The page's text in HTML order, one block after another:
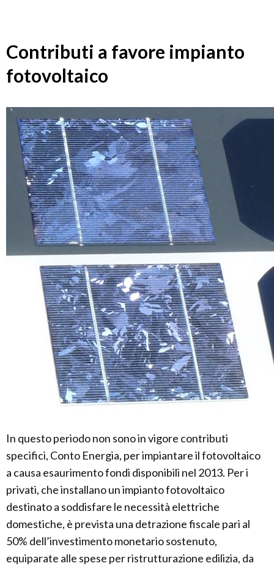
Contributi a favore impianto
fotovoltaico
In questo periodo non sono in vigore contributi
specifici, Conto Energia, per impiantare il fotovoltaico
a causa esaurimento fondi disponibili nel 2013. Per i
privati, che installano un impianto fotovoltaico
destinato a soddisfare le necessità elettriche
domestiche, è prevista una detrazione fiscale pari al
50% dell’investimento monetario sostenuto,
equiparate alle spese per ristrutturazione edilizia, da